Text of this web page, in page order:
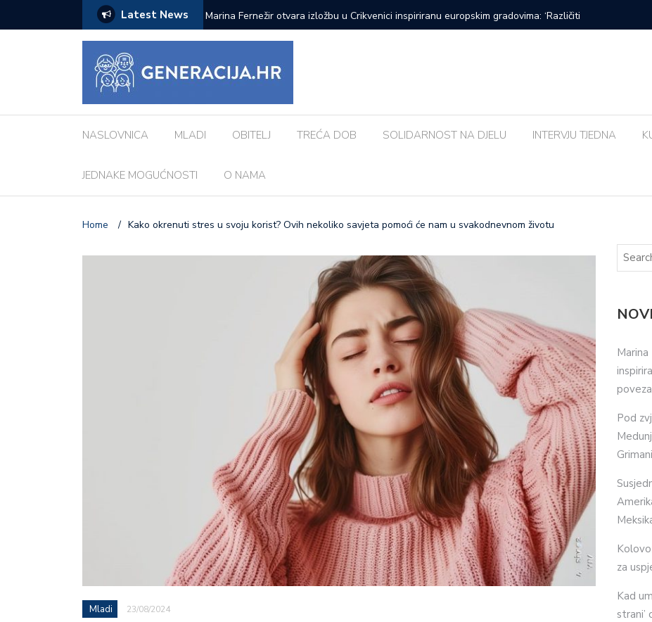
Latest News
inspiriranu europskim gradovima: ‘Različiti
Pod zvjezdanim nebom: Urban&4 i Amira Medunjanin ovoga tjedna u Kaštelu
Morosini-Grimani
Susjedna
bolja od
NASLOVNICA MLADI OBITELJ TREĆA DOB SOLIDARNOST NA DJELU INTERVJU TJEDNA
JEDNAKE MOGUĆNOSTI O NAMA
Home / Kako okrenuti stres u svoju korist? Ovih nekoliko savjeta pomoći će nam u svakodnevnom životu
Mladi 23/08/2024
Pod
Grimani
za
Kad
strani’